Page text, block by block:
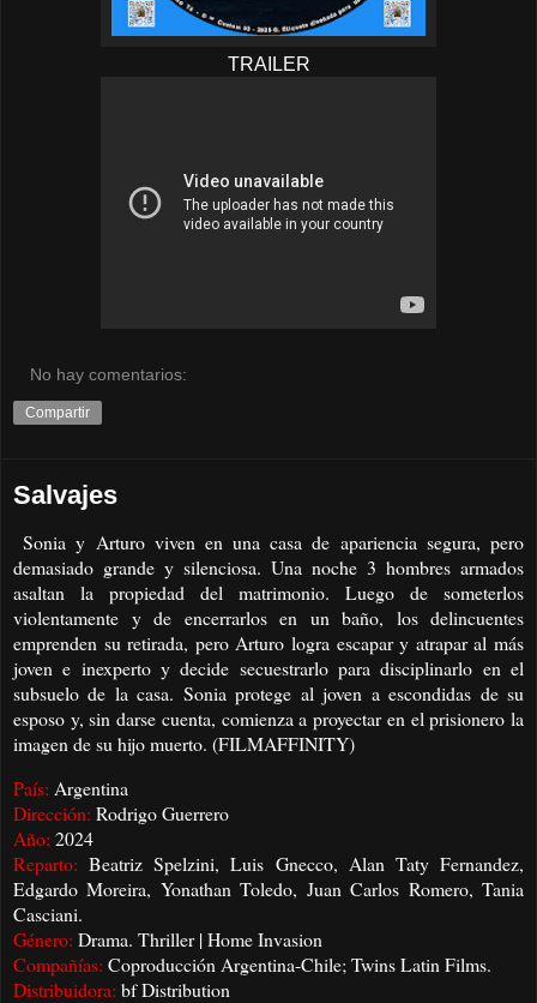
TRAILER
No hay comentarios:
Compartir
Salvajes
Sonia y Arturo viven en una casa de apariencia segura, pero
demasiado grande y silenciosa. Una noche 3 hombres armados
asaltan la propiedad del matrimonio. Luego de someterlos
violentamente y de encerrarlos en un baño, los delincuentes
emprenden su retirada, pero Arturo logra escapar y atrapar al más
joven e inexperto y decide secuestrarlo para disciplinarlo en el
subsuelo de la casa. Sonia protege al joven a escondidas de su
esposo y, sin darse cuenta, comienza a proyectar en el prisionero la
imagen de su hijo muerto. (FILMAFFINITY)
País: Argentina
Dirección: Rodrigo Guerrero
Año: 2024
Reparto: Beatriz Spelzini, Luis Gnecco, Alan Taty Fernandez,
Edgardo Moreira, Yonathan Toledo, Juan Carlos Romero, Tania
Casciani.
Género: Drama. Thriller | Home Invasion
Compañías: Coproducción Argentina-Chile; Twins Latin Films.
Distribuidora: bf Distribution